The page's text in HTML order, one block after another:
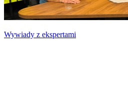
Wywiady z ekspertami